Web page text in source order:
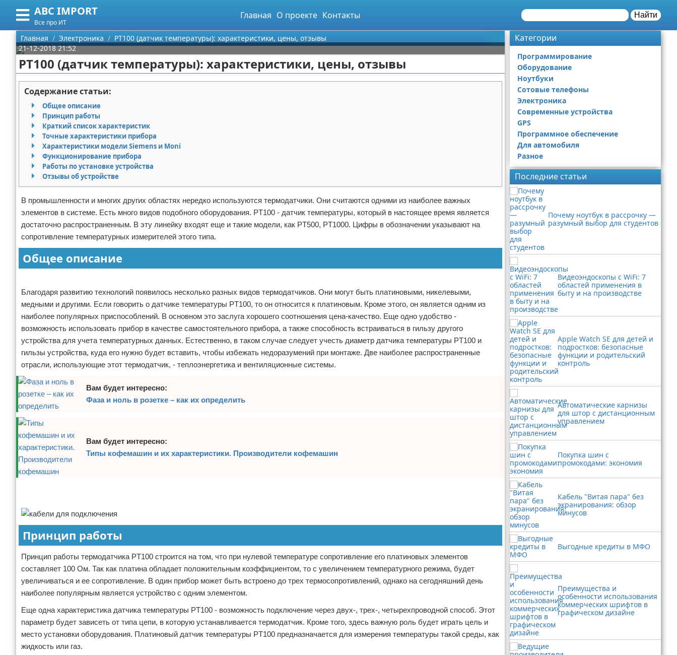
ABC IMPORT
Все про ИТ
Главная О проекте Контакты Найти
Меню
Главная
Категории
Программирование
Оборудование
Ноутбуки
Сотовые телефоны
Электроника
GPS
Программное обеспечение
Для автомобиля
Поиск
О проекте
Контакты
Сотрудничество
Размещение рекламы
Условия предоставления информации
Отказ от ответственности
Главная Электроника
PT100 (датчик температуры): характеристики, цены, отзывы
21-12-2018 21:52
PT100 (датчик температуры): характеристики, цены, отзывы
Содержание статьи:
Общее описание
Принцип работы
Краткий список характеристик
Точные характеристики прибора
Характеристики модели Siemens и Moni
Функционирование прибора
Работы по установке устройства
Отзывы об устройстве
В промышленности и многих других областях нередко используются термодатчики. Они считаются одними из наиболее важных
элементов в системе. Есть много видов подобного оборудования. PT100 - датчик температуры, который в настоящее время является
достаточно распространенным. В эту линейку входят еще и такие модели, как PT500, PT1000. Цифры в обозначении указывают на
сопротивление температурных измерителей этого типа.
Общее описание
Благодаря развитию технологий появилось несколько разных видов термодатчиков. Они могут быть платиновыми, никелевыми,
медными и другими. Если говорить о датчике температуры PT100, то он относится к платиновым. Кроме этого, он является одним из
наиболее популярных приспособлений. В основном это заслуга хорошего соотношения цена-качество. Еще одно удобство -
возможность использовать прибор в качестве самостоятельного прибора, а также способность встраиваться в гильзу другого
устройства для учета температурных данных. Естественно, в таком случае следует учесть диаметр датчика температуры PT100 и
гильзы устройства, куда его нужно будет вставить, чтобы избежать недоразумений при монтаже. Две наиболее распространенные
отрасли, использующие этот термодатчик, - теплоэнергетика и вентиляционные системы.
Вам будет интересно:
Фаза и ноль в розетке – как их определить
Вам будет интересно:
Типы кофемашин и их характеристики. Производители кофемашин
Принцип работы
Принцип работы термодатчика PT100 строится на том, что при нулевой температуре сопротивление его платиновых элементов
составляет 100 Ом. Так как платина обладает положительным коэффициентом, то с увеличением температурного режима, будет
увеличиваться и ее сопротивление. В один прибор может быть встроено до трех термосопротивлений, однако на сегодняшний день
наиболее популярным является устройство с одним элементом.
Еще одна характеристика датчика температуры PT100 - возможность подключение через двух-, трех-, четырехпроводной способ. Этот
параметр будет зависеть от типа цепи, в которую устанавливается термодатчик. Кроме того, здесь важную роль будет играть цель и
место установки оборудования. Платиновый датчик температуры PT100 предназначается для измерения температуры такой среды, как
жидкость или газ.
Категории
Программирование
Оборудование
Ноутбуки
Сотовые телефоны
Электроника
Современные устройства
GPS
Программное обеспечение
Для автомобиля
Разное
Последние статьи
Почему ноутбук в рассрочку —
разумный выбор для студентов
Видеоэндоскопы с WiFi: 7
областей применения в
быту и на производстве
Apple Watch SE для детей и
подростков: безопасные
функции и родительский
контроль
Автоматические карнизы
для штор с дистанционным
управлением
Покупка шин с
промокодами: экономия
Кабель "Витая пара" без
экранирования: обзор
минусов
Выгодные кредиты в МФО
Преимущества и
особенности использования
коммерческих шрифтов в
графическом дизайне